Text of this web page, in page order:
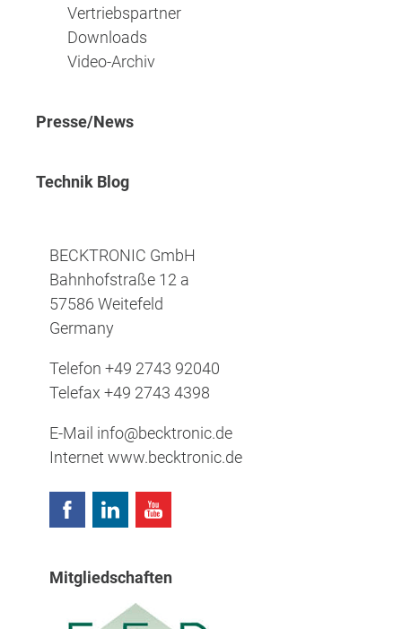
Vertriebspartner
Downloads
Video-Archiv
Presse/News
Technik Blog
BECKTRONIC GmbH
Bahnhofstraße 12 a
57586 Weitefeld
Germany
Telefon +49 2743 92040
Telefax +49 2743 4398
E-Mail info@becktronic.de
Internet www.becktronic.de
Mitgliedschaften